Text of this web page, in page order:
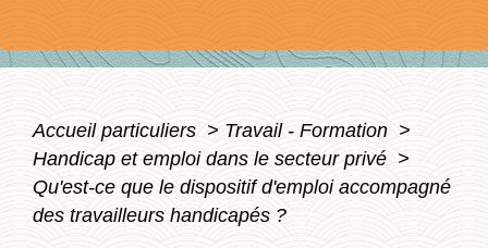
Accueil particuliers > Travail - Formation >
Handicap et emploi dans le secteur privé >
Qu'est-ce que le dispositif d'emploi accompagné
des travailleurs handicapés ?